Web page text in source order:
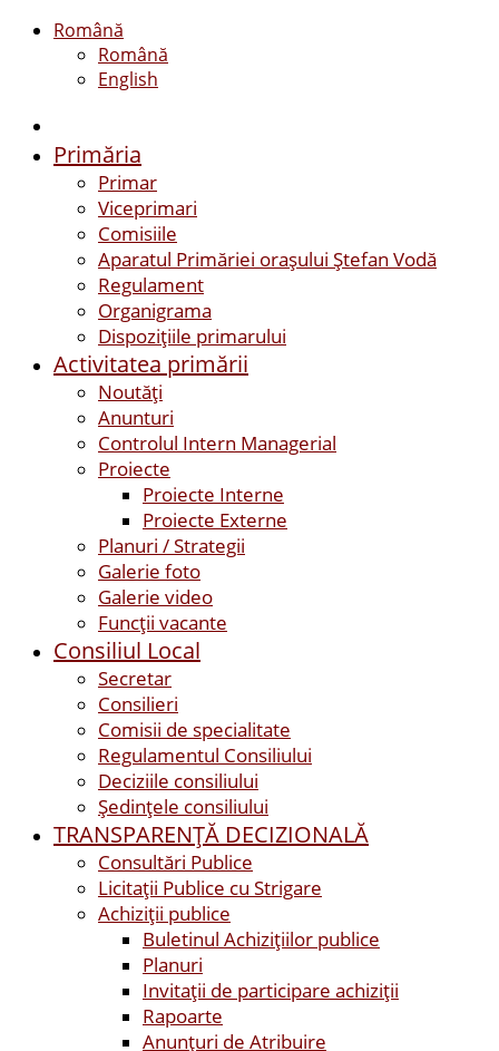
Română
Română
English
Primăria
Primar
Viceprimari
Comisiile
Aparatul Primăriei orașului Ștefan Vodă
Regulament
Organigrama
Dispozițiile primarului
Activitatea primării
Noutăți
Anunturi
Controlul Intern Managerial
Proiecte
Proiecte Interne
Proiecte Externe
Planuri / Strategii
Galerie foto
Galerie video
Funcții vacante
Consiliul Local
Secretar
Consilieri
Comisii de specialitate
Regulamentul Consiliului
Deciziile consiliului
Ședințele consiliului
TRANSPARENȚĂ DECIZIONALĂ
Consultări Publice
Licitații Publice cu Strigare
Achiziţii publice
Buletinul Achizițiilor publice
Planuri
Invitaţii de participare achiziții
Rapoarte
Anunțuri de Atribuire